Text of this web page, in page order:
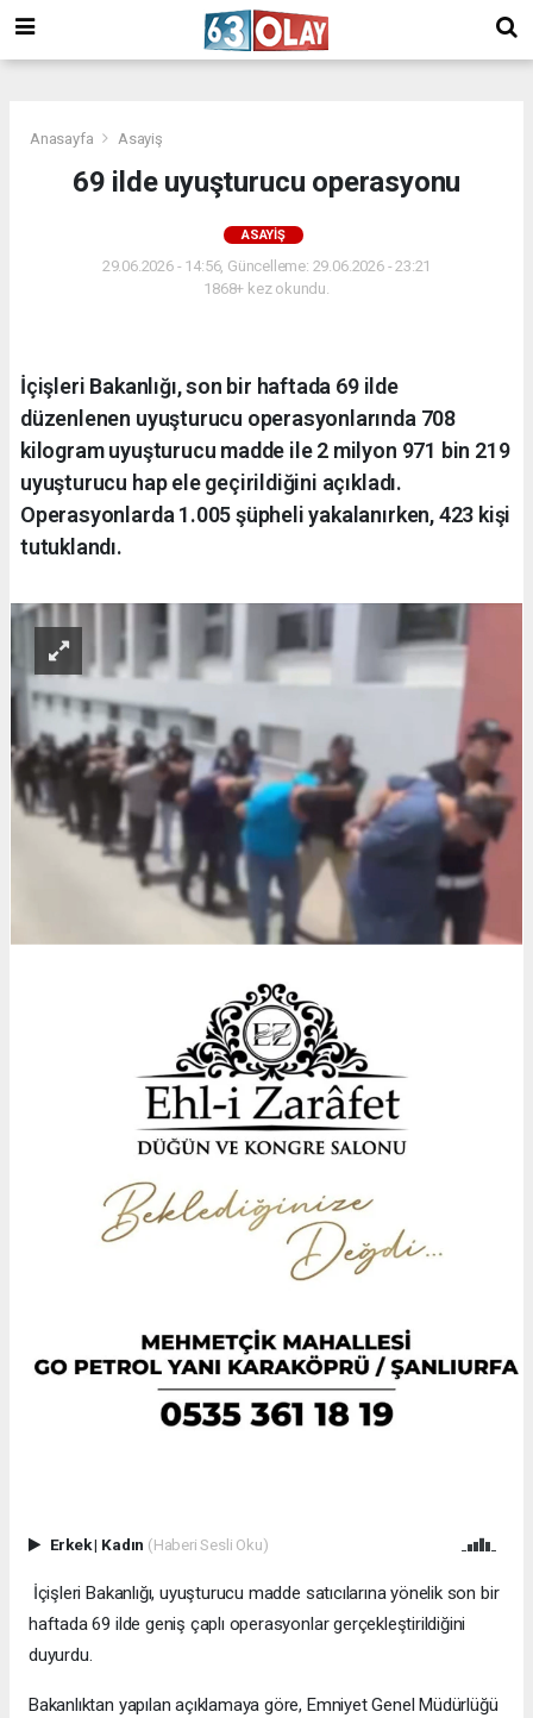
Anasayfa Asayiş
69 ilde uyuşturucu operasyonu
ASAYIŞ
29.06.2026 - 14:56, Güncelleme: 29.06.2026 - 23:21
1868+ kez okundu.
İçişleri Bakanlığı, son bir haftada 69 ilde
düzenlenen uyuşturucu operasyonlarında 708
kilogram uyuşturucu madde ile 2 milyon 971 bin 219
uyuşturucu hap ele geçirildiğini açıkladı.
Operasyonlarda 1.005 şüpheli yakalanırken, 423 kişi
tutuklandı.
Erkek| Kadın (Haberi Sesli Oku)
İçişleri Bakanlığı, uyuşturucu madde satıcılarına yönelik son bir
haftada 69 ilde geniş çaplı operasyonlar gerçekleştirildiğini
duyurdu.
Bakanlıktan yapılan açıklamaya göre, Emniyet Genel Müdürlüğü